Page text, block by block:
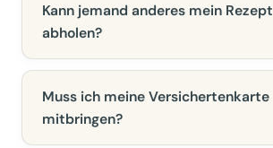
Kann jemand anderes mein Rezept
abholen?
Muss ich meine Versichertenkarte
mitbringen?